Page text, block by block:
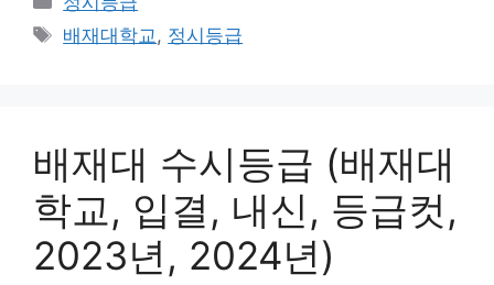
Tags
배재대학교, 정시등급
배재대 수시등급 (배재대
학교, 입결, 내신, 등급컷,
2023년, 2024년)